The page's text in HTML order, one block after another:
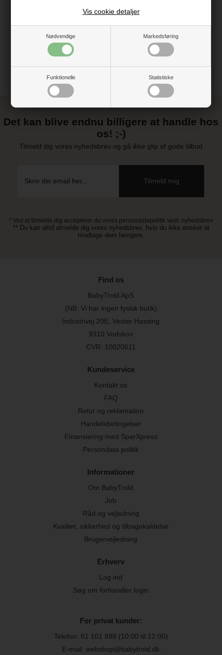
Nødvendige Markedsføring
Funktionelle Statistiske
Vis cookie detaljer
Vejledning
Det kan blive endnu billigere at handle hos
os! ;-)
Tilmeld dig vores nyhedsbrev og gå ikke glip af gode tilbud
* Ved at tilmelde dig accepterer du vores persondatapolitik vedr. nyhedsbrev
** Du kan altid afmelde dig vores nyhedsbrev, hvis du ikke ønsker at
modtage dem længere.
Find os
BabyTrold ApS
(NB. Vi har ingen fysisk butik)
Industrivej 20E, Vester Hassing
9310 Vodskov
CVR: 10020611
Kundeservice
Kontakt os
FAQ
Retur og reklamation
Handelsbetingelser
Finansiering med SparXpress
Persondata politik
Informationer
Om BabyTrold
Job
Råd og vejledning
Kvalitet, sikkerhed og tilbagekaldelse
Brugervejledning
Erhverv
Log ind
Søg om forhandler login
For privat kunder:
Telefon: 61 101 888 (10:00 til 12:00)
E-mail: webshop@babytrold.dk